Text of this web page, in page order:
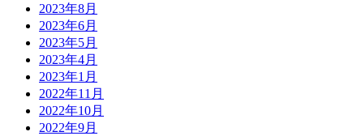
2023年8月
2023年6月
2023年5月
2023年4月
2023年1月
2022年11月
2022年10月
2022年9月